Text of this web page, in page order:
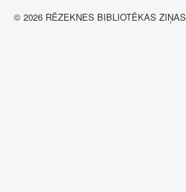
© 2026 RĒZEKNES BIBLIOTĒKAS ZIŅAS